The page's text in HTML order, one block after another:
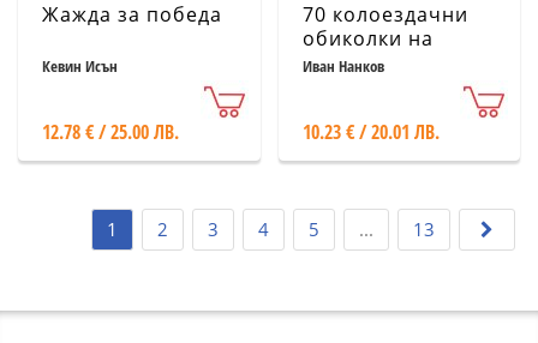
Жажда за победа
Кевин Исън
12.78 € / 25.00 ЛВ.
70 колоездачни
обиколки на
България
Иван Нанков
10.23 € / 20.01 ЛВ.
1 2 3 4 5 ... 13